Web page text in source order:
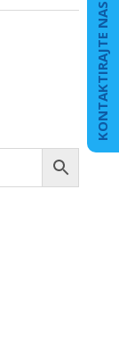
KONTAKTIRAJTE NAS